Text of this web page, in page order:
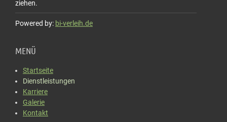
ziehen.
Powered by: bi-verleih.de
MENÜ
Startseite
Dienstleistungen
Karriere
Galerie
Kontakt